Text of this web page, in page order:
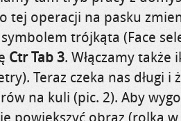
tej operacji na pasku
trójkąta (Face
CtrTab3. Włączamy także
Teraz czeka nas długi i
na kuli (pic. 2). Aby
powiększyć obraz (rolką w